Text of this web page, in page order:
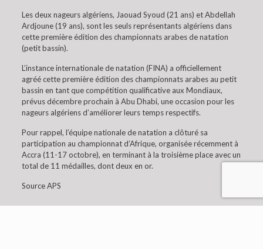
Les deux nageurs algériens, Jaouad Syoud (21 ans) et Abdellah
Ardjoune (19 ans), sont les seuls représentants algériens dans
cette première édition des championnats arabes de natation
(petit bassin).
L’instance internationale de natation (FINA) a officiellement
agréé cette première édition des championnats arabes au petit
bassin en tant que compétition qualificative aux Mondiaux,
prévus décembre prochain à Abu Dhabi, une occasion pour les
nageurs algériens d’améliorer leurs temps respectifs.
Pour rappel, l’équipe nationale de natation a clôturé sa
participation au championnat d’Afrique, organisée récemment à
Accra (11-17 octobre), en terminant à la troisième place avec un
total de 11 médailles, dont deux en or.
Source APS